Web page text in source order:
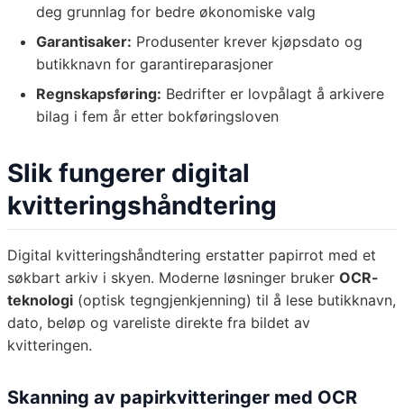
deg grunnlag for bedre økonomiske valg
Garantisaker: Produsenter krever kjøpsdato og
butikknavn for garantireparasjoner
Regnskapsføring: Bedrifter er lovpålagt å arkivere
bilag i fem år etter bokføringsloven
Slik fungerer digital
kvitteringshåndtering
Digital kvitteringshåndtering erstatter papirrot med et
søkbart arkiv i skyen. Moderne løsninger bruker OCR-
teknologi (optisk tegngjenkjenning) til å lese butikknavn,
dato, beløp og vareliste direkte fra bildet av
kvitteringen.
Skanning av papirkvitteringer med OCR